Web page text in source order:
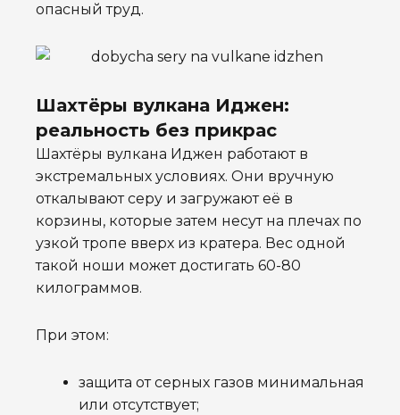
опасный труд.
Шахтёры вулкана Иджен:
реальность без прикрас
Шахтёры вулкана Иджен работают в
экстремальных условиях. Они вручную
откалывают серу и загружают её в
корзины, которые затем несут на плечах по
узкой тропе вверх из кратера. Вес одной
такой ноши может достигать 60-80
килограммов.
При этом:
защита от серных газов минимальная
или отсутствует;